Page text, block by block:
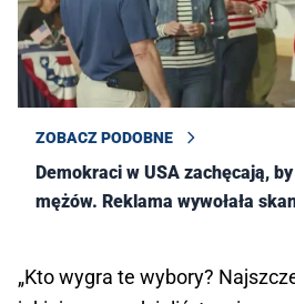
ZOBACZ PODOBNE
Demokraci w USA zachęcają,
mężów. Reklama wywołała
„Kto wygra te wybory?